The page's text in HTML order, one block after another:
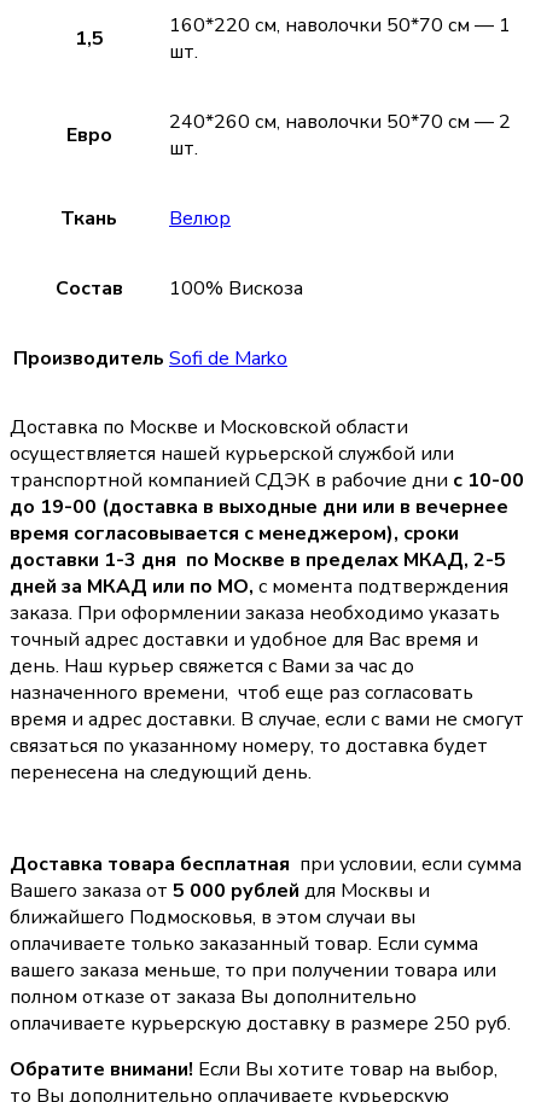
1,5
160*220 см, наволочки 50*70 см — 1
шт.
Евро
240*260 см, наволочки 50*70 см — 2
шт.
Ткань Велюр
Состав 100% Вискоза
Производитель Sofi de Marko
Доставка по Москве и Московской области
осуществляется нашей курьерской службой или
транспортной компанией СДЭК в рабочие дни с 10-00
до 19-00 (доставка в выходные дни или в вечернее
время согласовывается с менеджером), сроки
доставки 1-3 дня по Москве в пределах МКАД, 2-5
дней за МКАД или по МО, с момента подтверждения
заказа. При оформлении заказа необходимо указать
точный адрес доставки и удобное для Вас время и
день. Наш курьер свяжется с Вами за час до
назначенного времени, чтоб еще раз согласовать
время и адрес доставки. В случае, если с вами не смогут
связаться по указанному номеру, то доставка будет
перенесена на следующий день.
Доставка товара бесплатная при условии, если сумма
Вашего заказа от 5 000 рублей для Москвы и
ближайшего Подмосковья, в этом случаи вы
оплачиваете только заказанный товар. Если сумма
вашего заказа меньше, то при получении товара или
полном отказе от заказа Вы дополнительно
оплачиваете курьерскую доставку в размере 250 руб.
Обратите внимани! Если Вы хотите товар на выбор,
то Вы дополнительно оплачиваете курьерскую